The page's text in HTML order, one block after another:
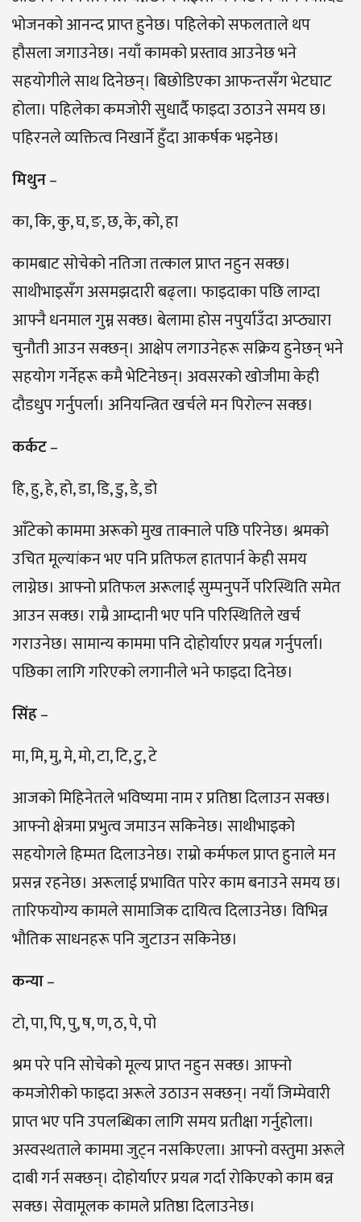
भोजनको आनन्द प्राप्त हुनेछ। पहिलेको सफलताले थप
हौसला जगाउनेछ। नयाँ कामको प्रस्ताव आउनेछ भने
सहयोगीले साथ दिनेछन्। बिछोडिएका आफन्तसँग भेटघाट
होला। पहिलेका कमजोरी सुधार्दै फाइदा उठाउने समय छ।
पहिरनले व्यक्तित्व निखार्ने हुँदा आकर्षक भइनेछ।
मिथुन–
का, कि, कु, घ, ङ, छ, के, को, हा
कामबाट सोचेको नतिजा तत्काल प्राप्त नहुन सक्छ।
साथीभाइसँग असमझदारी बढ्ला। फाइदाका पछि लाग्दा
आफ्नै धनमाल गुम्न सक्छ। बेलामा होस नपुर्याउँदा अप्ठ्यारा
चुनौती आउन सक्छन्। आक्षेप लगाउनेहरू सक्रिय हुनेछन् भने
सहयोग गर्नेहरू कमै भेटिनेछन्। अवसरको खोजीमा केही
दौडधुप गर्नुपर्ला। अनियन्त्रित खर्चले मन पिरोल्न सक्छ।
कर्कट–
हि, हु, हे, हो, डा, डि, डु, डे, डो
आँटेको काममा अरूको मुख ताक्नाले पछि परिनेछ। श्रमको
उचित मूल्यांकन भए पनि प्रतिफल हातपार्न केही समय
लाग्नेछ। आफ्नो प्रतिफल अरूलाई सुम्पनुपर्ने परिस्थिति समेत
आउन सक्छ। राम्रै आम्दानी भए पनि परिस्थितिले खर्च
गराउनेछ। सामान्य काममा पनि दोहोर्याएर प्रयत्न गर्नुपर्ला।
पछिका लागि गरिएको लगानीले भने फाइदा दिनेछ।
सिंह–
मा, मि, मु, मे, मो, टा, टि, टु, टे
आजको मिहिनेतले भविष्यमा नाम र प्रतिष्ठा दिलाउन सक्छ।
आफ्नो क्षेत्रमा प्रभुत्व जमाउन सकिनेछ। साथीभाइको
सहयोगले हिम्मत दिलाउनेछ। राम्रो कर्मफल प्राप्त हुनाले मन
प्रसन्न रहनेछ। अरूलाई प्रभावित पारेर काम बनाउने समय छ।
तारिफयोग्य कामले सामाजिक दायित्व दिलाउनेछ। विभिन्न
भौतिक साधनहरू पनि जुटाउन सकिनेछ।
कन्या–
टो, पा, पि, पु, ष, ण, ठ, पे, पो
श्रम परे पनि सोचेको मूल्य प्राप्त नहुन सक्छ। आफ्नो
कमजोरीको फाइदा अरूले उठाउन सक्छन्। नयाँ जिम्मेवारी
प्राप्त भए पनि उपलब्धिका लागि समय प्रतीक्षा गर्नुहोला।
अस्वस्थताले काममा जुट्न नसकिएला। आफ्नो वस्तुमा अरूले
दाबी गर्न सक्छन्। दोहोर्याएर प्रयत्न गर्दा रोकिएको काम बन्न
सक्छ। सेवामूलक कामले प्रतिष्ठा दिलाउनेछ।